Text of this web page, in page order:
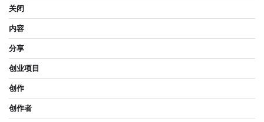
关闭
内容
分享
创业项目
创作
创作者